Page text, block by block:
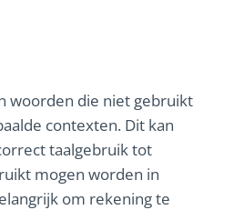
woorden die niet gebruikt
contexten. Dit kan
taalgebruik tot
mogen worden in
om rekening te